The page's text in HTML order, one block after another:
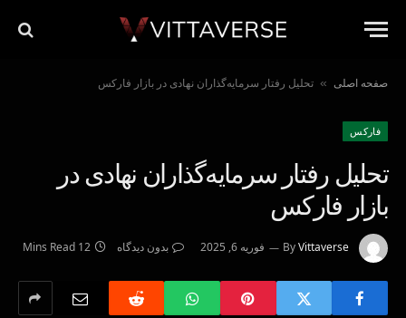
صفحه اصلی » تحلیل رفتار سرمایه‌گذاران نهادی در بازار فارکس
فاركس
تحلیل رفتار سرمایه‌گذاران نهادی در
بازار فارکس
ByVittaverse فوریه 6, 2025 بدون دیدگاه 12 Mins Read